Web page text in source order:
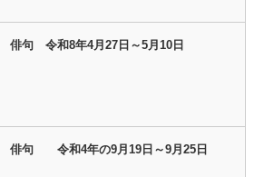
俳句 令和8年4月27日～5月10日
俳句 令和4年の9月19日～9月25日